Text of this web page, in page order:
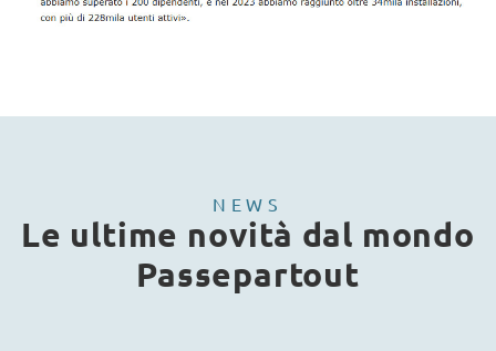
NEWS
Le ultime novità dal mondo
Passepartout